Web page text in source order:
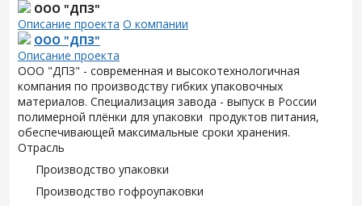
ООО "ДПЗ"
Описание проекта О компании
ООО "ДПЗ"
Описание проекта
ООО "ДПЗ" - современная и высокотехнологичная
компания по производству гибких упаковочных
материалов. Специализация завода - выпуск в России
полимерной плёнки для упаковки продуктов питания,
обеспечивающей максимальные сроки хранения.
Отрасль
Производство упаковки
Производство гофроупаковки